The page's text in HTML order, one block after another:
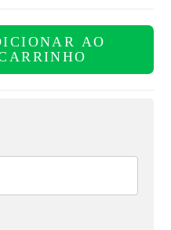
AO